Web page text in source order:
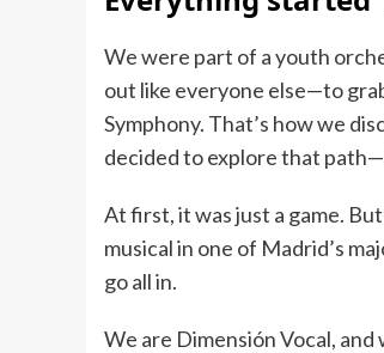
We were part of a youth
out like everyone else—to
Symphony. That’s how we
decided to explore that
At first, it was just a game.
musical in one of Madrid’s
go all in.
We are Dimensión Vocal,